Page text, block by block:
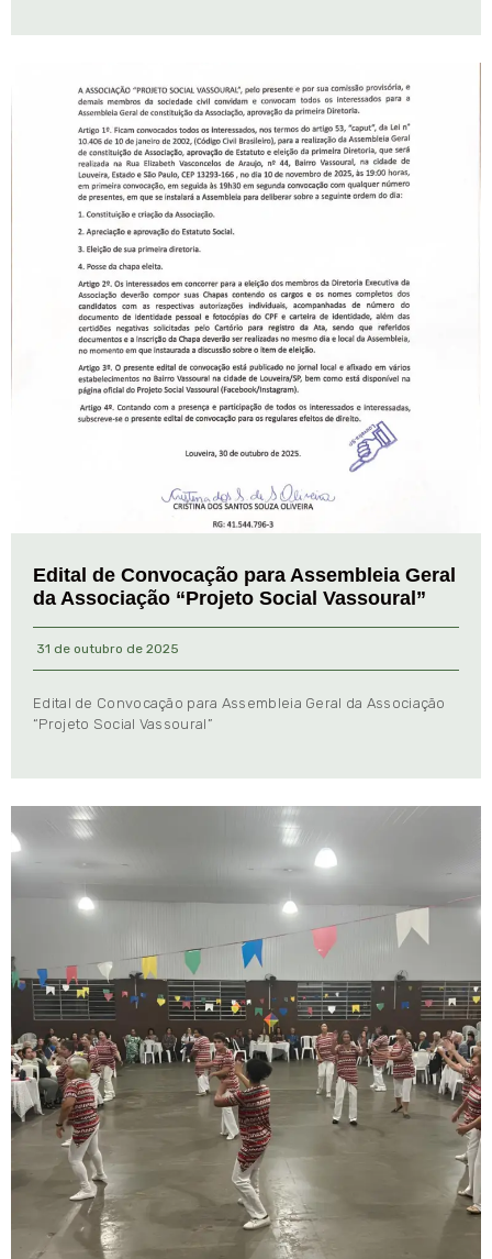
Edital de Convocação para Assembleia Geral
da Associação “Projeto Social Vassoural”
31 de outubro de 2025
Edital de Convocação para Assembleia Geral da Associação
“Projeto Social Vassoural”